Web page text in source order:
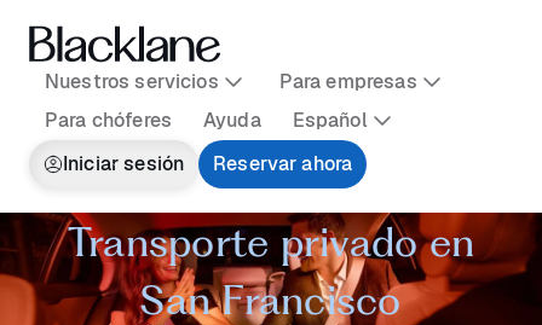
Nuestros servicios
Para empresas
Para chóferes
Ayuda
Español
Iniciar sesión
Reservar ahora
Transporte privado en
San Francisco